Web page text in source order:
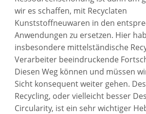
wir es schaffen, mit Recyclaten
Kunststoffneuwaren in den
Anwendungen zu ersetzen. Hier
insbesondere mittelständische
Verarbeiter beeindruckende
Diesen Weg können und müssen
Sicht konsequent weiter gehen.
Recycling, oder vielleicht besser
Circularity, ist ein sehr wichtiger